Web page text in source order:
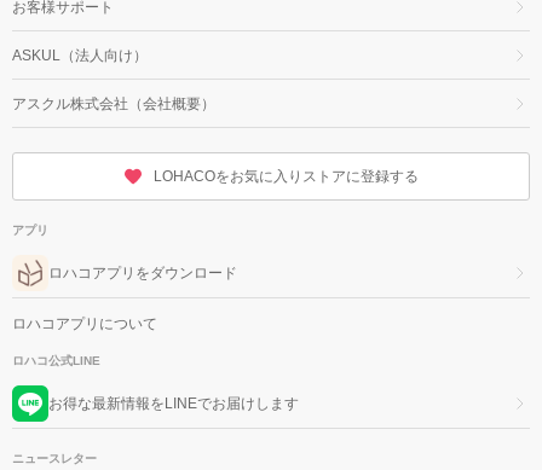
お客様サポート
ASKUL（法人向け）
アスクル株式会社（会社概要）
LOHACOをお気に入りストアに登録する
アプリ
ロハコアプリをダウンロード
ロハコアプリについて
ロハコ公式LINE
お得な最新情報をLINEでお届けします
ニュースレター